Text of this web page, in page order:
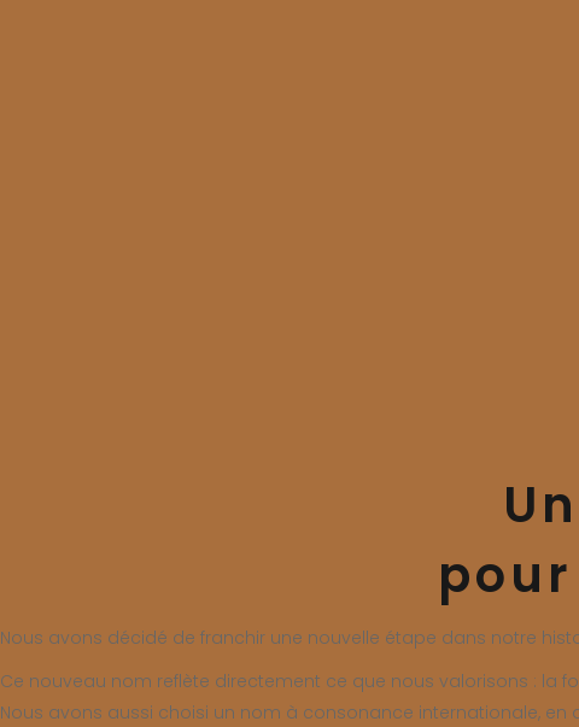
Nous avons décidé de franchir une nouvelle étape dans notre
Ce nouveau nom reflète directement ce que nous valorisons : la
Nous avons aussi choisi un nom à consonance internationale,